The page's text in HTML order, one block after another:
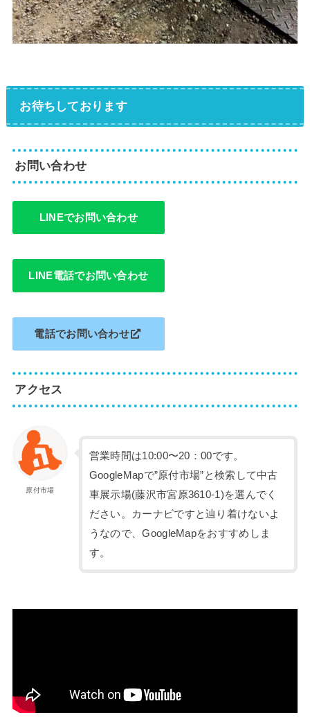
お待ちしております
お問い合わせ
LINEでお問い合わせ
LINE電話でお問い合わせ
電話でお問い合わせ
アクセス
原付市場
営業時間は10:00〜20：00です。
GoogleMapで”原付市場”と検索して中古
車展示場(藤沢市宮原3610-1)を選んでく
ださい。カーナビですと辿り着けないよ
うなので、GoogleMapをおすすめしま
す。